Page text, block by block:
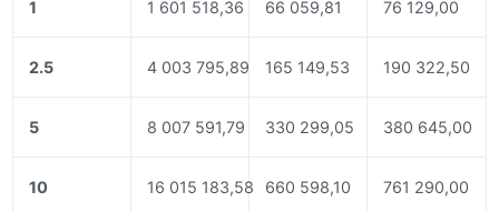
1 1 601 518,36 66 059,81 76 129,00
2.5 4 003 795,89 165 149,53 190 322,50
5 8 007 591,79 330 299,05 380 645,00
10 16 015 183,58 660 598,10 761 290,00